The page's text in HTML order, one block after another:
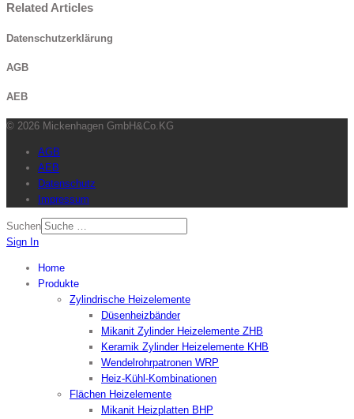
Related Articles
Datenschutzerklärung
AGB
AEB
© 2026 Mickenhagen GmbH&Co.KG
AGB
AEB
Datenschutz
Impressum
Suchen
Sign In
Home
Produkte
Zylindrische Heizelemente
Düsenheizbänder
Mikanit Zylinder Heizelemente ZHB
Keramik Zylinder Heizelemente KHB
Wendelrohrpatronen WRP
Heiz-Kühl-Kombinationen
Flächen Heizelemente
Mikanit Heizplatten BHP